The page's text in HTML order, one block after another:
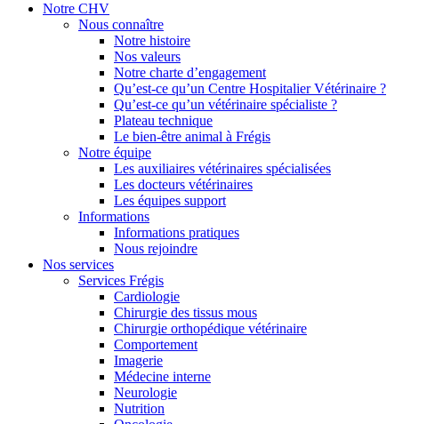
Notre CHV
Nous connaître
Notre histoire
Nos valeurs
Notre charte d’engagement
Qu’est-ce qu’un Centre Hospitalier Vétérinaire ?
Qu’est-ce qu’un vétérinaire spécialiste ?
Plateau technique
Le bien-être animal à Frégis
Notre équipe
Les auxiliaires vétérinaires spécialisées
Les docteurs vétérinaires
Les équipes support
Informations
Informations pratiques
Nous rejoindre
Nos services
Services Frégis
Cardiologie
Chirurgie des tissus mous
Chirurgie orthopédique vétérinaire
Comportement
Imagerie
Médecine interne
Neurologie
Nutrition